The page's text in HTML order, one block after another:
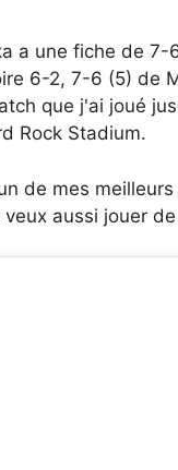
a une fiche de
6-2, 7-6 (5) de
que j'ai joué
Rock Stadium.
de mes
aussi jouer